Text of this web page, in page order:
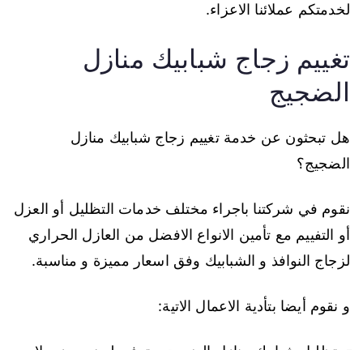
لخدمتكم عملائنا الاعزاء.
تغييم زجاج شبابيك منازل
الضجيج
هل تبحثون عن خدمة تغييم زجاج شبابيك منازل
الضجيج؟
نقوم في شركتنا باجراء مختلف خدمات التظليل أو العزل
أو التفييم مع تأمين الانواع الافضل من العازل الحراري
لزجاج النوافذ و الشبابيك وفق اسعار مميزة و مناسبة.
و نقوم أيضا بتأدية الاعمال الاتية: